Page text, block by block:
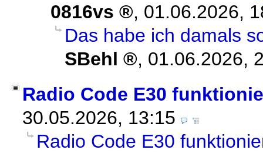
0816vs
, 01.06.2026,
Das habe ich damals
SBehl
, 01.06.2026,
Radio Code E30
30.05.2026, 13:15
Radio Code E30